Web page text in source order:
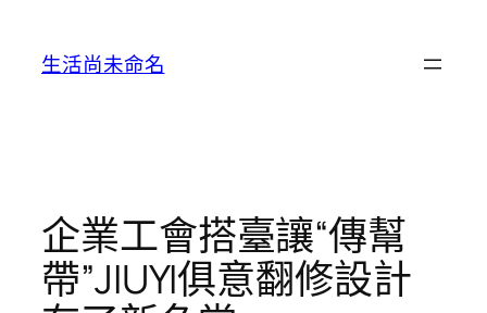
生活尚未命名
企業工會搭臺讓“傳幫
帶”JIUYI俱意翻修設計